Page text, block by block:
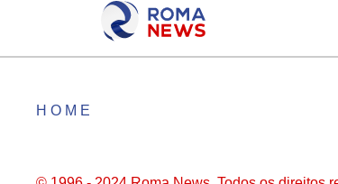
HOME